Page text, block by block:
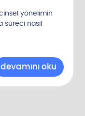
yönelimin
süreci nasıl